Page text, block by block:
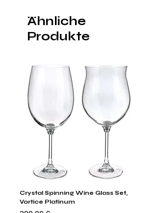
Ähnliche
Produkte
Crystal Spinning Wine Glass Set,
Vortice Platinum